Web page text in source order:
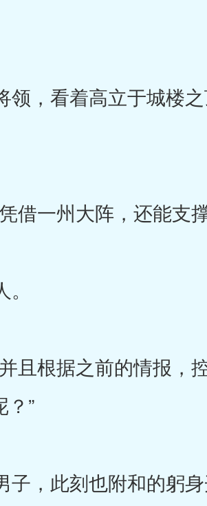
，看着高立于城楼
借一州大阵，还能支
且根据之前的情报，
”
，此刻也附和的躬